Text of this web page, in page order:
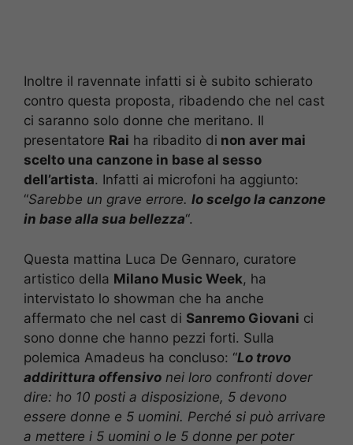
Inoltre il ravennate infatti si è subito schierato
contro questa proposta, ribadendo che nel cast
ci saranno solo donne che meritano. Il
presentatore Rai ha ribadito di non aver mai
scelto una canzone in base al sesso
dell’artista. Infatti ai microfoni ha aggiunto:
“Sarebbe un grave errore. Io scelgo la canzone
in base alla sua bellezza“.
Questa mattina Luca De Gennaro, curatore
artistico della Milano Music Week, ha
intervistato lo showman che ha anche
affermato che nel cast di Sanremo Giovani ci
sono donne che hanno pezzi forti. Sulla
polemica Amadeus ha concluso: “Lo trovo
addirittura offensivo nei loro confronti dover
dire: ho 10 posti a disposizione, 5 devono
essere donne e 5 uomini. Perché si può arrivare
a mettere i 5 uomini o le 5 donne per poter